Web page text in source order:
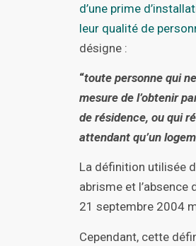
d’une prime
leur qualité de
désigne :
“toute personne qui
mesure de l’obtenir
de résidence, ou qui
attendant qu’un
La définition utilisée
abrisme et l’absence
21 septembre 2004
Cependant, cette